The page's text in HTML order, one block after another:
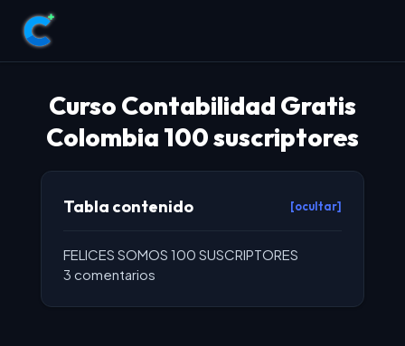
Curso Contabilidad Gratis
Colombia 100 suscriptores
Tabla contenido [ocultar]
FELICES SOMOS 100 SUSCRIPTORES
3 comentarios